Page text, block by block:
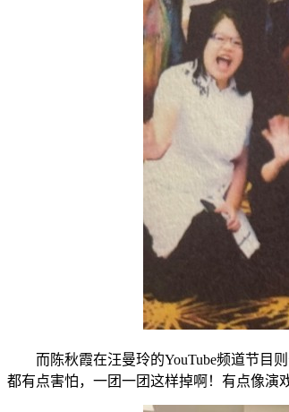
而陈秋霞在汪曼玲的YouTube频道节目
都有点害怕，一团一团这样掉啊！有点像演